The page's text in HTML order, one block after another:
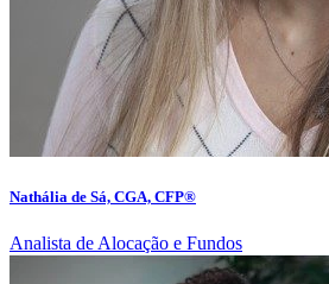
Nathália de Sá, CGA, CFP®
Analista de Alocação e Fundos